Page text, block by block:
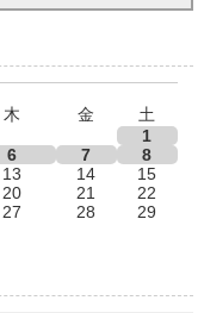
木 金
土
1
6 7
8
13 14
15
20 21
22
27 28
29